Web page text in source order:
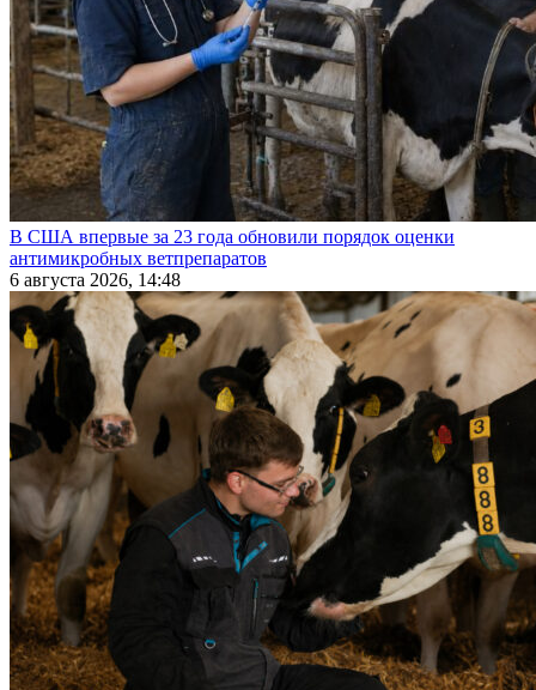
В США впервые за 23 года обновили порядок оценки
антимикробных ветпрепаратов
6 августа 2026, 14:48